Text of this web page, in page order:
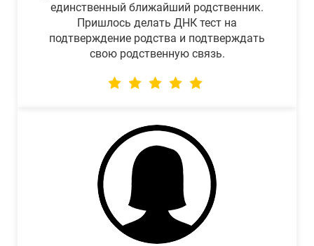
единственный ближайший родственник.
Пришлось делать ДНК тест на
подтверждение родства и подтверждать
свою родственную связь.